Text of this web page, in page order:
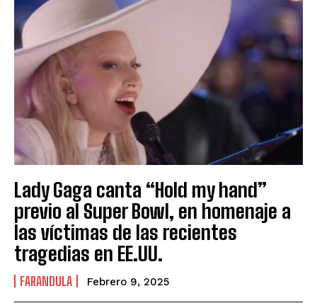
Lady Gaga canta “Hold my hand”
previo al Super Bowl, en homenaje a
las víctimas de las recientes
tragedias en EE.UU.
FARANDULA Febrero 9, 2025